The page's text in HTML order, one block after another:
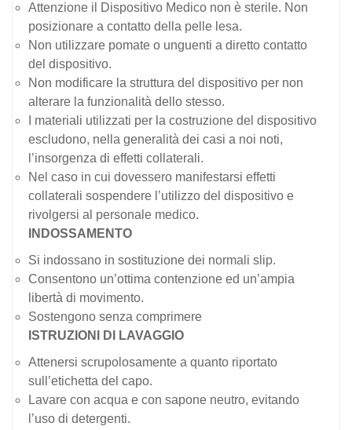
Attenzione il Dispositivo Medico non è sterile. Non
posizionare a contatto della pelle lesa.
Non utilizzare pomate o unguenti a diretto contatto
del dispositivo.
Non modificare la struttura del dispositivo per non
alterare la funzionalità dello stesso.
I materiali utilizzati per la costruzione del dispositivo
escludono, nella generalità dei casi a noi noti,
l’insorgenza di effetti collaterali.
Nel caso in cui dovessero manifestarsi effetti
collaterali sospendere l’utilizzo del dispositivo e
rivolgersi al personale medico.
INDOSSAMENTO
Si indossano in sostituzione dei normali slip.
Consentono un’ottima contenzione ed un’ampia
libertà di movimento.
Sostengono senza comprimere
ISTRUZIONI DI LAVAGGIO
Attenersi scrupolosamente a quanto riportato
sull’etichetta del capo.
Lavare con acqua e con sapone neutro, evitando
l’uso di detergenti.